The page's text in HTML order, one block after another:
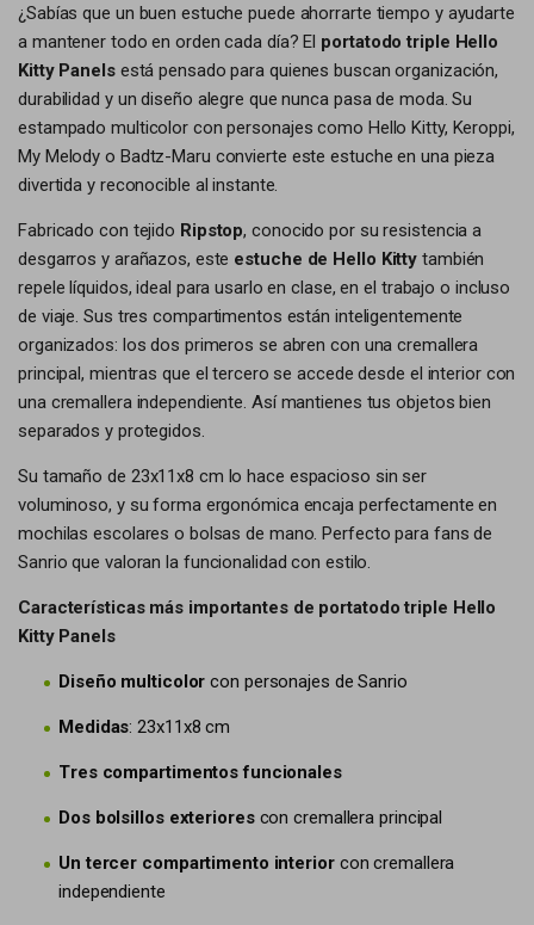
¿Sabías que un buen estuche puede ahorrarte tiempo y ayudarte
a mantener todo en orden cada día? El portatodo triple Hello
Kitty Panelsestá pensado para quienes buscan organización,
durabilidad y un diseño alegre que nunca pasa de moda. Su
estampado multicolor con personajes como Hello Kitty, Keroppi,
My Melody o Badtz-Maru convierte este estuche en una pieza
divertida y reconocible al instante.
Fabricado con tejido Ripstop, conocido por su resistencia a
desgarros y arañazos, este estuche de Hello Kitty también
repele líquidos, ideal para usarlo en clase, en el trabajo o incluso
de viaje. Sus tres compartimentos están inteligentemente
organizados: los dos primeros se abren con una cremallera
principal, mientras que el tercero se accede desde el interior con
una cremallera independiente. Así mantienes tus objetos bien
separados y protegidos.
Su tamaño de 23x11x8 cm lo hace espacioso sin ser
voluminoso, y su forma ergonómica encaja perfectamente en
mochilas escolares o bolsas de mano. Perfecto para fans de
Sanrio que valoran la funcionalidad con estilo.
Características más importantes de portatodo triple Hello
Kitty Panels
Diseño multicolor con personajes de Sanrio
Medidas: 23x11x8 cm
Tres compartimentos funcionales
Dos bolsillos exteriorescon cremallera principal
Un tercer compartimento interiorcon cremallera
independiente